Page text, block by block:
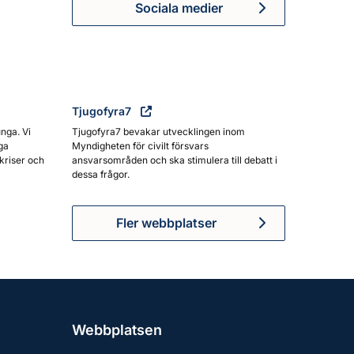
Myndigheten för civilt
Sociala medier
Vi
och
Tjugofyra7
Tjugofyra7 bevakar utvecklingen inom
Myndigheten för civilt försvars
ansvarsområden och ska stimulera till debatt i
dessa frågor.
Fler webbplatser
Webbplatsen